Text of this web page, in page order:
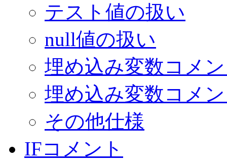
テスト値の扱い
null値の扱い
埋め込み変数コメ
埋め込み変数コメ
その他仕様
IFコメント